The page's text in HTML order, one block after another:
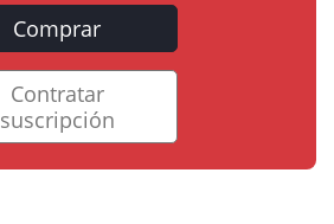
Comprar
Contratar
suscripción